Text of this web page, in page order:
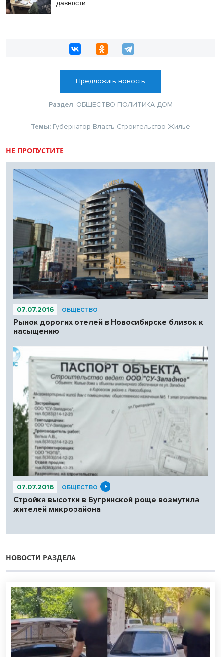
давности
Предложить новость
Раздел: ОБЩЕСТВО ПОЛИТИКА ДОМ
Темы: Губернатор Власть Строительство Жилье
НЕ ПРОПУСТИТЕ
07.07.2016 ОБЩЕСТВО
Рынок дорогих отелей в Новосибирске близок к
насыщению
07.07.2016 ОБЩЕСТВО
Стройка высотки в Бугринской роще возмутила
жителей микрорайона
НОВОСТИ РАЗДЕЛА